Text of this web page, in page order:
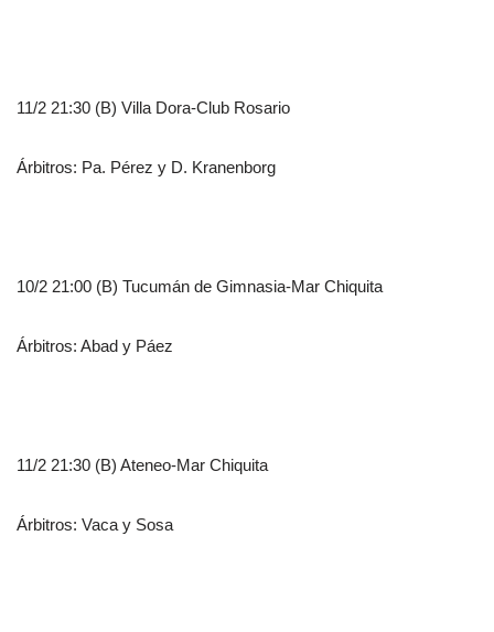
11/2 21:30 (B) Villa Dora-Club Rosario
Árbitros: Pa. Pérez y D. Kranenborg
10/2 21:00 (B) Tucumán de Gimnasia-Mar Chiquita
Árbitros: Abad y Páez
11/2 21:30 (B) Ateneo-Mar Chiquita
Árbitros: Vaca y Sosa